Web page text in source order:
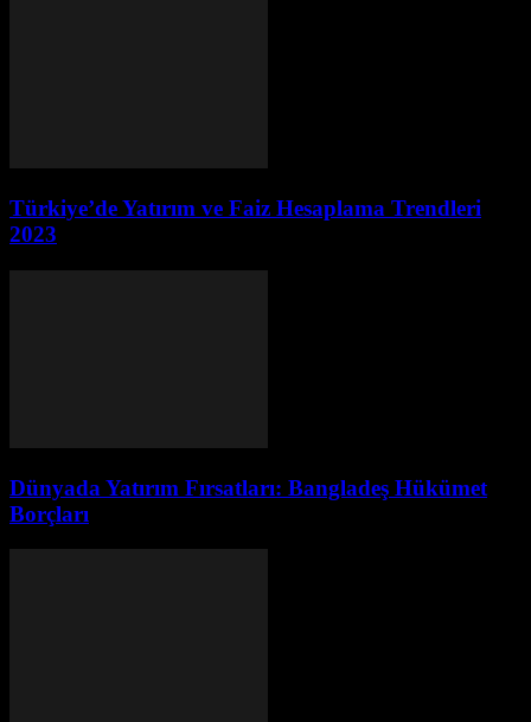
Türkiye’de Yatırım ve Faiz Hesaplama Trendleri
2023
Dünyada Yatırım Fırsatları: Bangladeş Hükümet
Borçları